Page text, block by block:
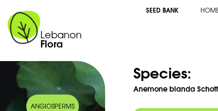
Lebanon
Flora
SEED BANK
ANGIOSPERMS
Species:
Anemone blanda